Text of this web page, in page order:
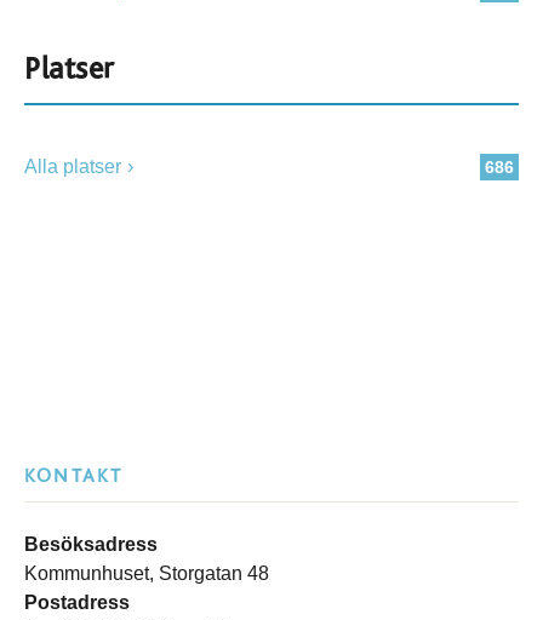
Platser
686
Alla platser
KONTAKT
Besöksadress
Kommunhuset, Storgatan 48
Postadress